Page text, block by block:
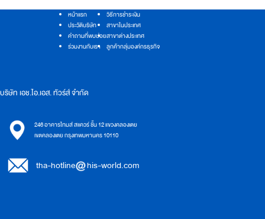
หน้าแรก
ประวัติบริษัท
คำถามที่พบบ่อย
ร่วมงานกับเรา
วิธีการชำระเงิน
สาขาในประเทศ
สาขาต่างประเทศ
ลูกค้ากลุ่มองค์กรธุรกิจ
บริษัท เอช.ไอ.เอส. ทัวร์ส์ จำกัด
246 อาคารไทมส์ สแควร์ ชั้น 12 แขวงคลองเตย
เขตคลองเตย กรุงเทพมหานคร 10110
tha-hotline his-world.com